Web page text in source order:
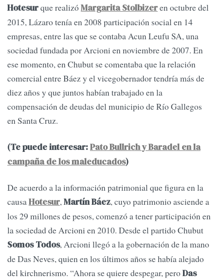
Hotesurque realizóMargarita Stolbizeren octubre del
2015, Lázaro tenía en 2008 participación social en 14
empresas, entre las que se contaba Acun Leufu SA, una
sociedad fundada por Arcioni en noviembre de 2007. En
ese momento, en Chubut se comentaba que la relación
comercial entre Báez y el vicegobernador tendría más de
diez años y que juntos habían trabajado en la
compensación de deudas del municipio de Río Gallegos
en Santa Cruz.
(Te puede interesar:Pato Bullrich y Baradel en la
campaña de los maleducados)
De acuerdo a la información patrimonial que figura en la
causaHotesur,Martín Báez, cuyo patrimonio asciende a
los 29 millones de pesos, comenzó a tener participación en
la sociedad de Arcioni en 2010. Desde el partido Chubut
Somos Todos, Arcioni llegó a la gobernación de la mano
de Das Neves, quien en los últimos años se había alejado
del kirchnerismo. “Ahora se quiere despegar, peroDas